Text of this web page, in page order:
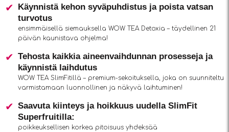
Käynnistä kehon syväpuhdistus ja poista vatsan
turvotus
ensimmäisellä siemauksella WOW TEA Detoxia – täydellinen 21
päivän kaunistava ohjelma!
Tehosta kaikkia aineenvaihdunnan prosesseja ja
käynnistä laihdutus
WOW TEA SlimFitillä – premium-sekoituksella, joka on suunniteltu
varmistamaan luonnollinen ja näkyvä laihtuminen!
Saavuta kiinteys ja hoikkuus uudella SlimFit
Superfruitilla:
poikkeuksellisen korkea pitoisuus yhdeksää